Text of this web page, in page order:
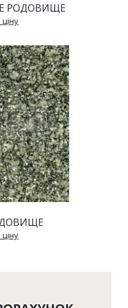
РОДОВИЩЕ